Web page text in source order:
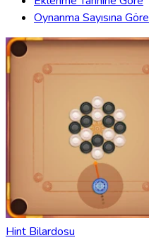
Oynanma Sayısına Göre
Hint Bilardosu